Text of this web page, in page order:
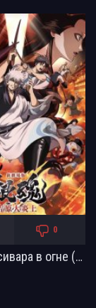
0
Гинтама: Есивара в огне (2026)